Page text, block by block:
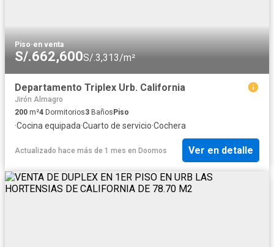
Piso·en venta
S/.662,600S/.3,313/m²
Departamento Triplex Urb. California
Jirón Almagro
200 m²4 Dormitorios3 Baños Piso
·Cocina equipada·Cuarto de servicio·Cochera
Actualizado hace más de 1 mes en Doomos Ver en detalle